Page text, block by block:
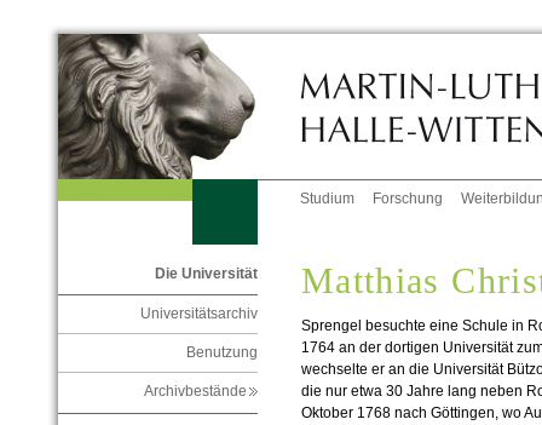
Studium Forschung
Die Universität
Universitätsarchiv
Benutzung
Archivbestände
Matthias
Sprengel besuchte eine Schule in
1764 an der dortigen Universität
wechselte er an die Universität
die nur etwa 30 Jahre lang neben
Oktober 1768 nach Göttingen, wo